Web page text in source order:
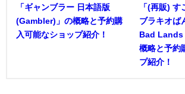
「ギャンブラー 日本語版
(Gambler)」の概略と予約購
入可能なショップ紹介！
「(再販) す
ブラキオば
Bad
概略と予約
プ紹介！